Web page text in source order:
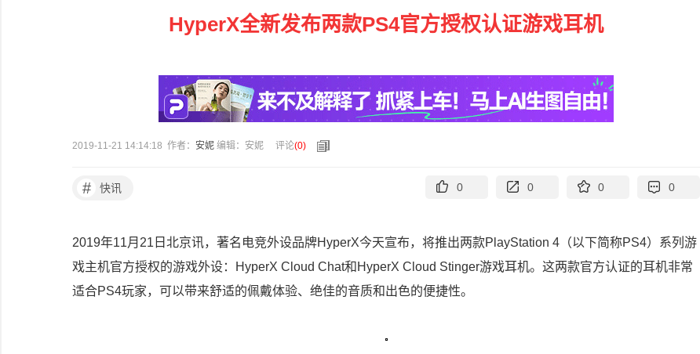
HyperX全新发布两款PS4官方授权认证游戏耳机
2019-11-21 14:14:18 作者： 安妮 编辑：安妮 评论(0)
# 快讯 0 0 0 0
2019年11月21日北京讯，著名电竞外设品牌HyperX今天宣布，将推出两款PlayStation 4（以下简称PS4）系列游
戏主机官方授权的游戏外设：HyperX Cloud Chat和HyperX Cloud Stinger游戏耳机。这两款官方认证的耳机非常
适合PS4玩家，可以带来舒适的佩戴体验、绝佳的音质和出色的便捷性。